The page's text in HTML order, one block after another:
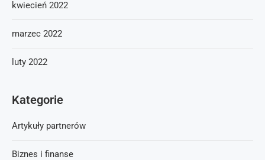
kwiecień 2022
marzec 2022
luty 2022
Kategorie
Artykuły partnerów
Biznes i finanse